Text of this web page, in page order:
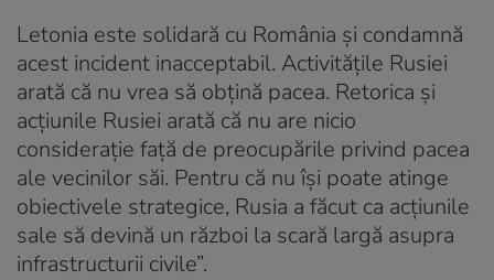
Letonia este solidară cu România și condamnă
acest incident inacceptabil. Activităţile Rusiei
arată că nu vrea să obţină pacea. Retorica şi
acţiunile Rusiei arată că nu are nicio
consideraţie faţă de preocupările privind pacea
ale vecinilor săi. Pentru că nu îşi poate atinge
obiectivele strategice, Rusia a făcut ca acţiunile
sale să devină un război la scară largă asupra
infrastructurii civile”.